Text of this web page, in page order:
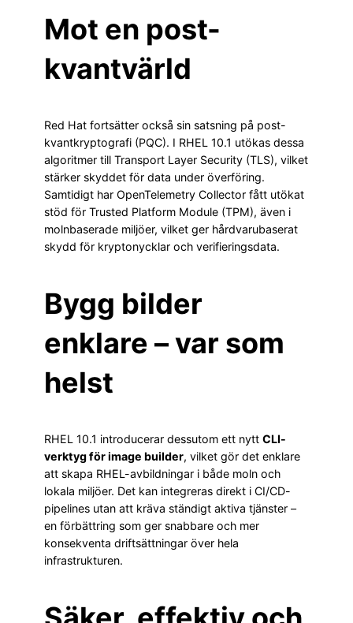
Mot en post-
kvantvärld
Red Hat fortsätter också sin satsning på post-
kvantkryptografi (PQC). I RHEL 10.1 utökas dessa
algoritmer till Transport Layer Security (TLS), vilket
stärker skyddet för data under överföring.
Samtidigt har OpenTelemetry Collector fått utökat
stöd för Trusted Platform Module (TPM), även i
molnbaserade miljöer, vilket ger hårdvarubaserat
skydd för kryptonycklar och verifieringsdata.
Bygg bilder
enklare – var som
helst
RHEL 10.1 introducerar dessutom ett nytt CLI-
verktyg för image builder, vilket gör det enklare
att skapa RHEL-avbildningar i både moln och
lokala miljöer. Det kan integreras direkt i CI/CD-
pipelines utan att kräva ständigt aktiva tjänster –
en förbättring som ger snabbare och mer
konsekventa driftsättningar över hela
infrastrukturen.